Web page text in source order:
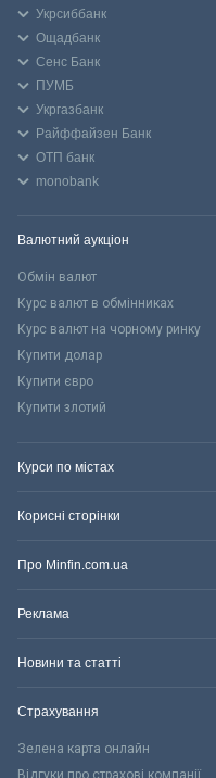
Укрсиббанк
Ощадбанк
Сенс Банк
ПУМБ
Укргазбанк
Райффайзен Банк
ОТП банк
monobank
Валютний аукціон
Обмін валют
Курс валют в обмінниках
Курс валют на чорному ринку
Купити долар
Купити євро
Купити злотий
Курси по містах
Корисні сторінки
Про Minfin.com.ua
Реклама
Новини та статті
Страхування
Зелена карта онлайн
Відгуки про страхові компанії